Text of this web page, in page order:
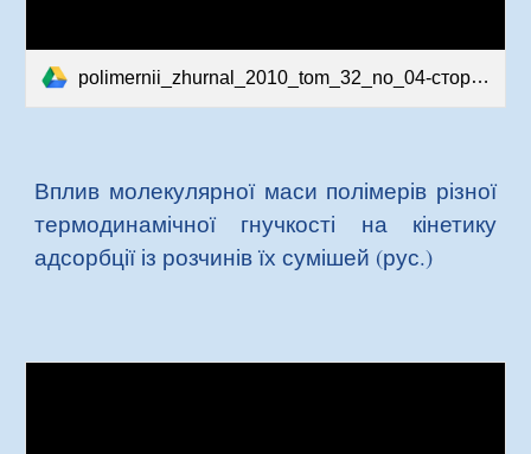
polimernii_zhurnal_2010_tom_32_no_04-сторінки-42-50.pdf
Вплив молекулярної маси полімерів різної
термодинамічної гнучкості на кінетику
адсорбції із розчинів їх сумішей (рус.)